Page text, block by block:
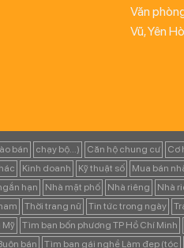
Văn
Vũ, Yên
bán chạy bộ...) Căn hộ chung cư Cơ
Kinh doanh Kỹ thuật số Mua bán
hạn Nhà mặt phố Nhà riêng Nhà
Thời trang nữ Tin tức trong ngày
Mỹ Tìm bạn bốn phương TP Hồ Chí Minh
bán Tìm bạn gái nghề Làm đẹp (tóc